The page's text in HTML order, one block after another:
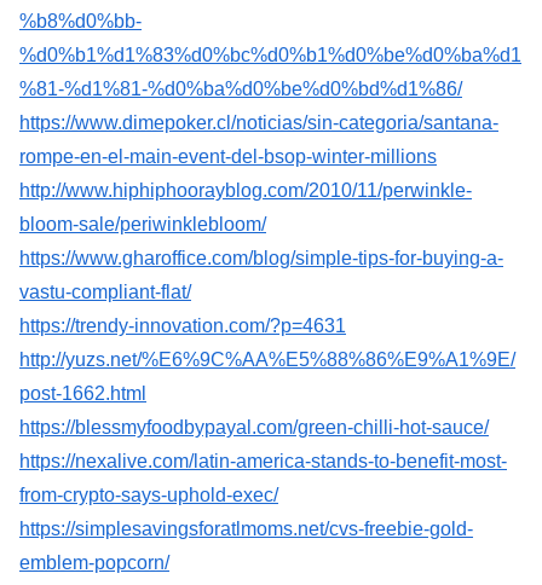
%b8%d0%bb-
%d0%b1%d1%83%d0%bc%d0%b1%d0%be%d0%ba%d1
%81-%d1%81-%d0%ba%d0%be%d0%bd%d1%86/
https://www.dimepoker.cl/noticias/sin-categoria/santana-
rompe-en-el-main-event-del-bsop-winter-millions
http://www.hiphiphoorayblog.com/2010/11/perwinkle-
bloom-sale/periwinklebloom/
https://www.gharoffice.com/blog/simple-tips-for-buying-a-
vastu-compliant-flat/
https://trendy-innovation.com/?p=4631
http://yuzs.net/%E6%9C%AA%E5%88%86%E9%A1%9E/
post-1662.html
https://blessmyfoodbypayal.com/green-chilli-hot-sauce/
https://nexalive.com/latin-america-stands-to-benefit-most-
from-crypto-says-uphold-exec/
https://simplesavingsforatlmoms.net/cvs-freebie-gold-
emblem-popcorn/